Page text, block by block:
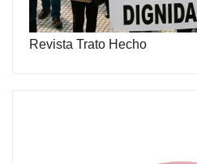
Revista Trato Hecho